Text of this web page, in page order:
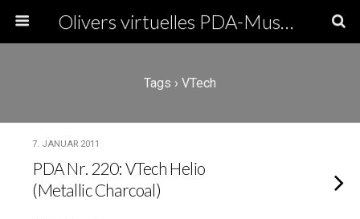
Olivers virtuelles PDA-Museum
Tags › VTech
7. JANUAR 2011
PDA Nr. 220: VTech Helio
(Metallic Charcoal)